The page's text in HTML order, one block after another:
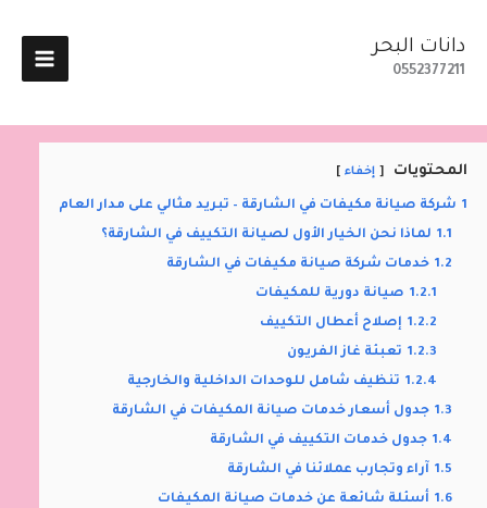
المحتوى
دانات البحر
0552377211
المحتويات إخفاء
1 شركة صيانة مكيفات في الشارقة – تبريد مثالي على مدار العام
1.1 لماذا نحن الخيار الأول لصيانة التكييف في الشارقة؟
1.2 خدمات شركة صيانة مكيفات في الشارقة
1.2.1 صيانة دورية للمكيفات
1.2.2 إصلاح أعطال التكييف
1.2.3 تعبئة غاز الفريون
1.2.4 تنظيف شامل للوحدات الداخلية والخارجية
1.3 جدول أسعار خدمات صيانة المكيفات في الشارقة
1.4 جدول خدمات التكييف في الشارقة
1.5 آراء وتجارب عملائنا في الشارقة
1.6 أسئلة شائعة عن خدمات صيانة المكيفات